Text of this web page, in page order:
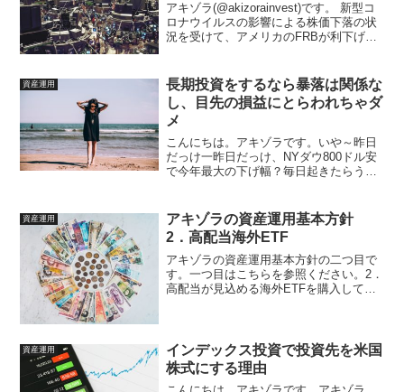
アキゾラ(@akizorainvest)です。 新型コ
ロナウイルスの影響による株価下落の状
況を受けて、アメリカのFRBが利下げ実
唆利下げって何？ 逆に利上げって何？...
資産運用
長期投資をするなら暴落は関係な
し、目先の損益にとらわれちゃダ
メ
こんにちは。アキゾラです。いや～昨日
だっけ一昨日だっけ、NYダウ800ドル安
で今年最大の下げ幅？毎日起きたらうわ
NYダウの下げ幅が今年最大だったけ
ど・・・ちょっと、NY...
資産運用
アキゾラの資産運用基本方針
2．高配当海外ETF
アキゾラの資産運用基本方針の二つ目で
す。一つ目はこちらを参照ください。2．
高配当が見込める海外ETFを購入してい
なんぞや？と...
資産運用
インデックス投資で投資先を米国
株式にする理由